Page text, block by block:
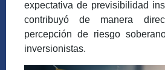
expectativa de previsibilidad
contribuyó de manera
percepción de riesgo
inversionistas.